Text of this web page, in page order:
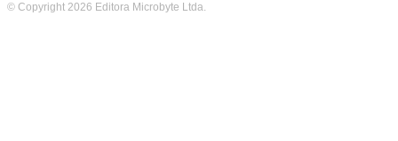
© Copyright 2026 Editora Microbyte Ltda.